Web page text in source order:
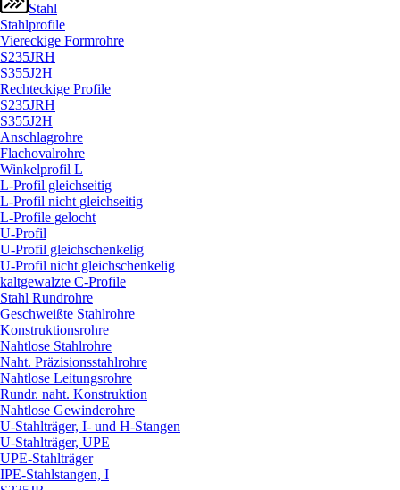
Stahl
Stahlprofile
Viereckige Formrohre
S235JRH
S355J2H
Rechteckige Profile
S235JRH
S355J2H
Anschlagrohre
Flachovalrohre
Winkelprofil L
L-Profil gleichseitig
L-Profil nicht gleichseitig
L-Profile gelocht
U-Profil
U-Profil gleichschenkelig
U-Profil nicht gleichschenkelig
kaltgewalzte C-Profile
Stahl Rundrohre
Geschweißte Stahlrohre
Konstruktionsrohre
Nahtlose Stahlrohre
Naht. Präzisionsstahlrohre
Nahtlose Leitungsrohre
Rundr. naht. Konstruktion
Nahtlose Gewinderohre
U-Stahlträger, I- und H-Stangen
U-Stahlträger, UPE
UPE-Stahlträger
IPE-Stahlstangen, I